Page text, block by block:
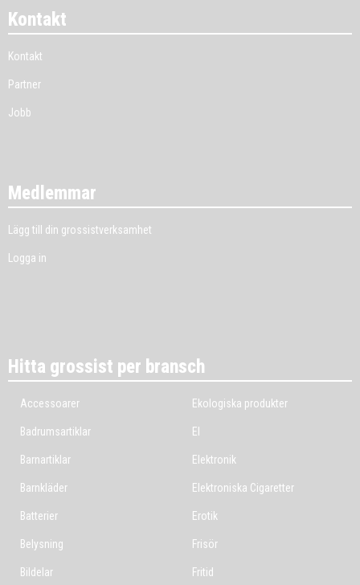
Kontakt
Kontakt
Partner
Jobb
Medlemmar
Lägg till din grossistverksamhet
Logga in
Hitta grossist per bransch
Accessoarer
Badrumsartiklar
Barnartiklar
Barnkläder
Batterier
Belysning
Bildelar
Ekologiska produkter
El
Elektronik
Elektroniska Cigaretter
Erotik
Frisör
Fritid